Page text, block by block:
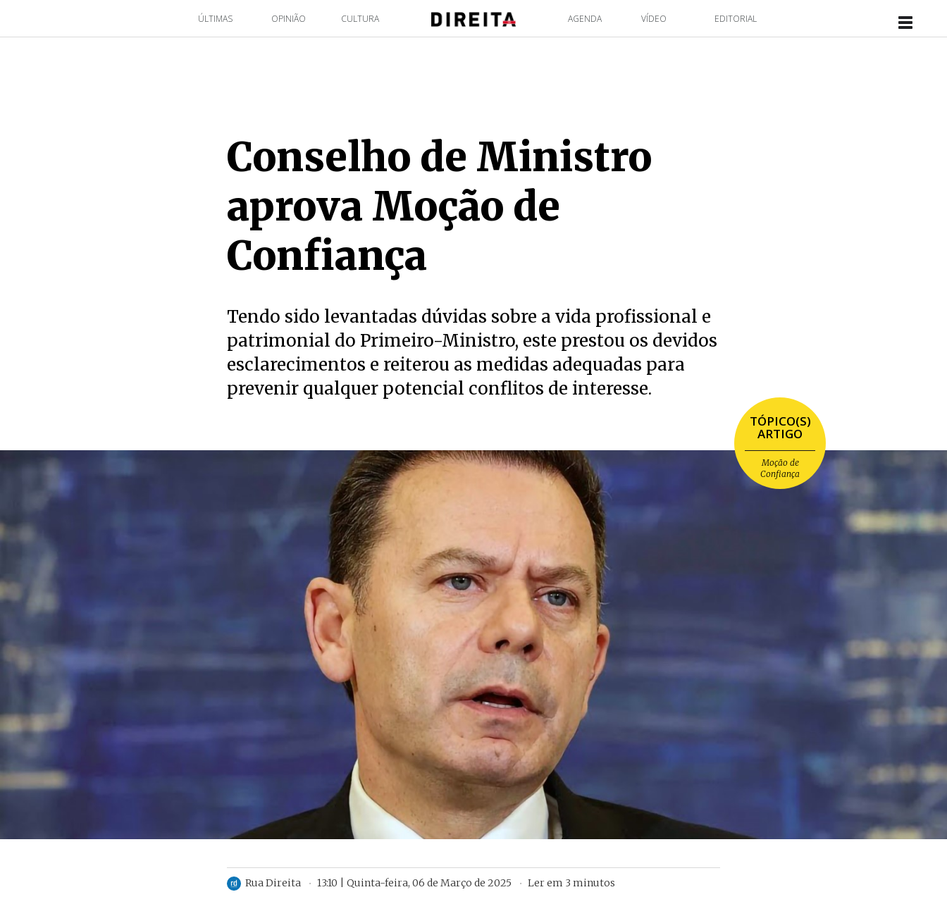
ÚLTIMAS OPINIÃO CULTURA AGENDA VÍDEO EDITORIAL
Conselho de Ministro
aprova Moção de
Confiança
Tendo sido levantadas dúvidas sobre a vida profissional e
patrimonial do Primeiro-Ministro, este prestou os devidos
esclarecimentos e reiterou as medidas adequadas para
prevenir qualquer potencial conflitos de interesse.
TÓPICO(S)
ARTIGO
Moção de
Confiança
Rua Direita 13:10 | Quinta-feira, 06 de Março de 2025 Ler em 3 minutos